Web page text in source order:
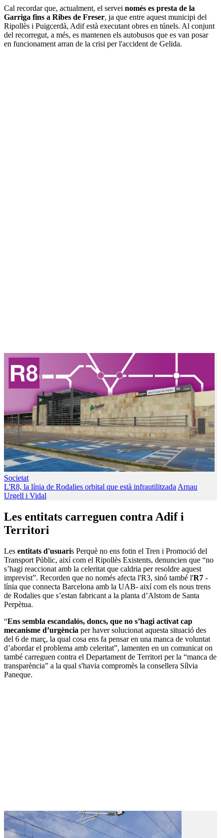
Cal recordar que, actualment, el servei només es presta de la
Garriga fins a Ribes de Freser, ja que entre aquest municipi del
Ripollès i Puigcerdà, Adif està executant obres en túnels. Al conjunt
del recorregut, a més, es mantenen els autobusos que es van posar
en funcionament arran de la crisi per l'accident de Gelida.
Societat
L'R8, la línia de Rodalies orbital que està infrautilitzadaArnau
Urgell i Vidal
Les entitats carreguen contra Adif i
Territori
Les entitats d'usuaris Perquè no ens fotin el Tren i Promoció del
Transport Públic, així com el Ripollès Existents, denuncien que “no
s’hagi reaccionat amb la celeritat que caldria per resoldre aquest
imprevist”. Recorden que no només afecta l'R3, sinó també l'R7 -
línia que connecta Barcelona amb la UAB- així com els nous trens
de Rodalies que s’estan fabricant a la planta d’Alstom de Santa
Perpètua.
“Ens sembla escandalós, doncs, que no s’hagi activat cap
mecanisme d’urgència per haver solucionat aquesta situació des
del 6 de març, la qual cosa ens fa pensar en una manca de voluntat
d’abordar el problema amb celeritat”, lamenten en un comunicat on
també carreguen contra el Departament de Territori per la “manca de
transparència” a la qual s'havia compromès la consellera Sílvia
Paneque.